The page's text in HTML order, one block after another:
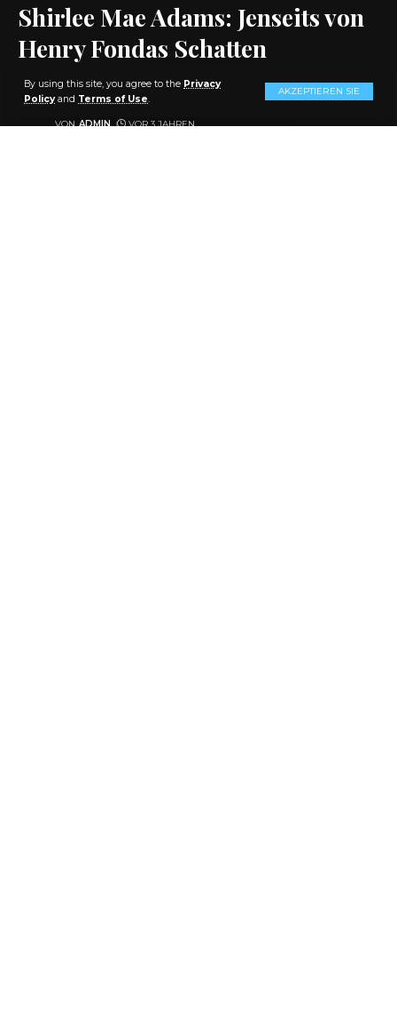
By using this site, you agree to the Privacy
Policyand Terms of Use.
AKZEPTIEREN SIE
Shirlee Mae Adams: Jenseits von
Henry Fondas Schatten
VON ADMIN VOR 3 JAHREN
AKTIE 10 MIN. LESEN